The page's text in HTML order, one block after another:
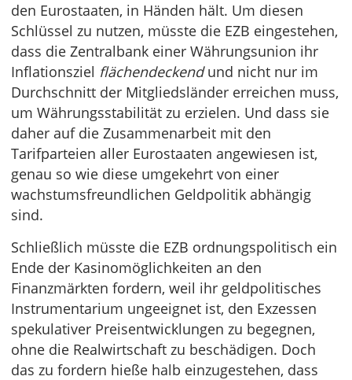
den Eurostaaten, in Händen hält. Um diesen
Schlüssel zu nutzen, müsste die EZB eingestehen,
dass die Zentralbank einer Währungsunion ihr
Inflationsziel flächendeckendund nicht nur im
Durchschnitt der Mitgliedsländer erreichen muss,
um Währungsstabilität zu erzielen. Und dass sie
daher auf die Zusammenarbeit mit den
Tarifparteien aller Eurostaaten angewiesen ist,
genau so wie diese umgekehrt von einer
wachstumsfreundlichen Geldpolitik abhängig
sind.
Schließlich müsste die EZB ordnungspolitisch ein
Ende der Kasinomöglichkeiten an den
Finanzmärkten fordern, weil ihr geldpolitisches
Instrumentarium ungeeignet ist, den Exzessen
spekulativer Preisentwicklungen zu begegnen,
ohne die Realwirtschaft zu beschädigen. Doch
das zu fordern hieße halb einzugestehen, dass